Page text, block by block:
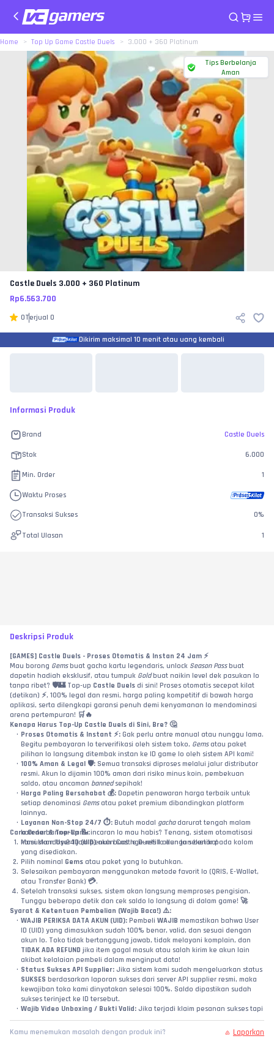
Home Top Up Game Castle Duels 3.000 + 360 Platinum
Tips Berbelanja
Aman
Castle Duels 3.000 + 360 Platinum
Rp6.563.700
0Terjual 0
Dikirim maksimal 10 menit atau uang kembali
Informasi Produk
Brand Castle Duels
Stok 6.000
Min. Order 1
Waktu Proses
Transaksi Sukses 0%
Total Ulasan 1
Deskripsi Produk
[GAMES] Castle Duels - Proses Otomatis & Instan 24 Jam ⚡
Mau borong Gems buat gacha kartu legendaris, unlock Season Pass buat
dapetin hadiah eksklusif, atau tumpuk Gold buat naikin level dek pasukan lo
tanpa ribet? 🛡️🏰 Top-up Castle Duels di sini! Proses otomatis secepat kilat
(detikan) ⚡, 100% legal dan resmi, harga paling kompetitif di bawah harga
aplikasi, serta dilengkapi garansi penuh demi kenyamanan lo mendominasi
arena pertempuran! 🛒🔥
Kenapa Harus Top-Up Castle Duels di Sini, Bre? 🤔
Proses Otomatis & Instant ⚡: Gak perlu antre manual atau nunggu lama.
Begitu pembayaran lo terverifikasi oleh sistem toko, Gems atau paket
pilihan lo langsung ditembak instan ke ID game lo oleh sistem API kami!
100% Aman & Legal 🛡️: Semua transaksi diproses melalui jalur distributor
resmi. Akun lo dijamin 100% aman dari risiko minus koin, pembekuan
saldo, atau ancaman banned sepihak!
Harga Paling Bersahabat 💰: Dapetin penawaran harga terbaik untuk
setiap denominasi Gems atau paket premium dibandingkan platform
lainnya.
Layanan Non-Stop 24/7 ⏱️: Butuh modal gacha darurat tengah malam
karena banner kartu incaran lo mau habis? Tenang, sistem otomatisasi
kami standby 24 jam penuh buat nge-refill akun lo seketika!
Cara Order & Top-Up 📝:
Masukkan User ID (UID) akun Castle Duels lo dengan benar pada kolom
yang disediakan.
Pilih nominal Gems atau paket yang lo butuhkan.
Selesaikan pembayaran menggunakan metode favorit lo (QRIS, E-Wallet,
atau Transfer Bank) 💳.
Setelah transaksi sukses, sistem akan langsung memproses pengisian.
Tunggu beberapa detik dan cek saldo lo langsung di dalam game! 🚀
Syarat & Ketentuan Pembelian (Wajib Baca!) ⚠️:
WAJIB PERIKSA DATA AKUN (UID): Pembeli WAJIB memastikan bahwa User
ID (UID) yang dimasukkan sudah 100% benar, valid, dan sesuai dengan
TIDAK ADA REFUND jika item gagal masuk atau salah kirim ke akun lain
akibat kelalaian pembeli dalam menginput data!
Status Sukses API Supplier:
Jika sistem kami sudah mengeluarkan status
SUKSES berdasarkan laporan sukses dari server API supplier resmi, maka
kewajiban toko kami dinyatakan selesai 100%. Saldo dipastikan sudah
sukses terinject ke ID tersebut.
Wajib Video Unboxing / Bukti Valid: Jika terjadi klaim pesanan sukses tapi
item belum bertambah, pembeli wajib melampirkan video tanpa potong
(no-cut/no-edit) yang memperlihatkan riwayat transaksi di web toko, detail
ID yang diinput, hingga pengecekan langsung ke menu profil saldo di
Kamu menemukan masalah dengan produk ini? Laporkan